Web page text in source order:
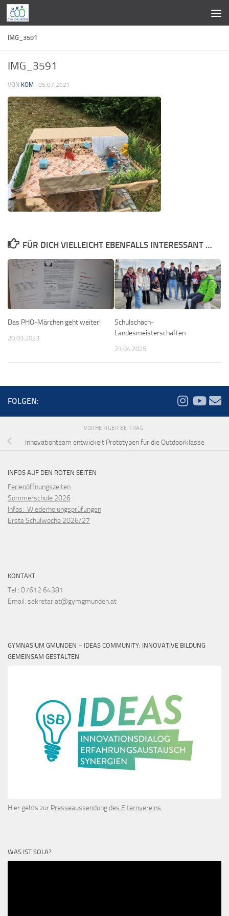
Zum Inhalt springen
IMG_3591
IMG_3591
VON KOM · 05.07.2021
FÜR DICH VIELLEICHT EBENFALLS INTERESSANT …
Das PHO-Märchen geht weiter!
20.03.2023
Schulschach-
Landesmeisterschaften
23.04.2025
FOLGEN:
VORHERIGER BEITRAG
Innovationteam entwickelt Prototypen für die Outdoorklasse
INFOS AUF DEN ROTEN SEITEN
Ferienöffnungszeiten
Sommerschule 2026
Infos: Wiederholungsprüfungen
Erste Schulwoche 2026/27
KONTAKT
Tel.: 07612 64381
Email: sekretariat@gymgmunden.at
GYMNASIUM GMUNDEN – IDEAS COMMUNITY: INNOVATIVE BILDUNG
GEMEINSAM GESTALTEN
Hier gehts zur Presseaussendung des Elternvereins.
WAS IST SOLA?